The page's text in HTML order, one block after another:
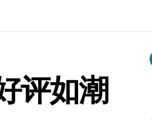
评如潮